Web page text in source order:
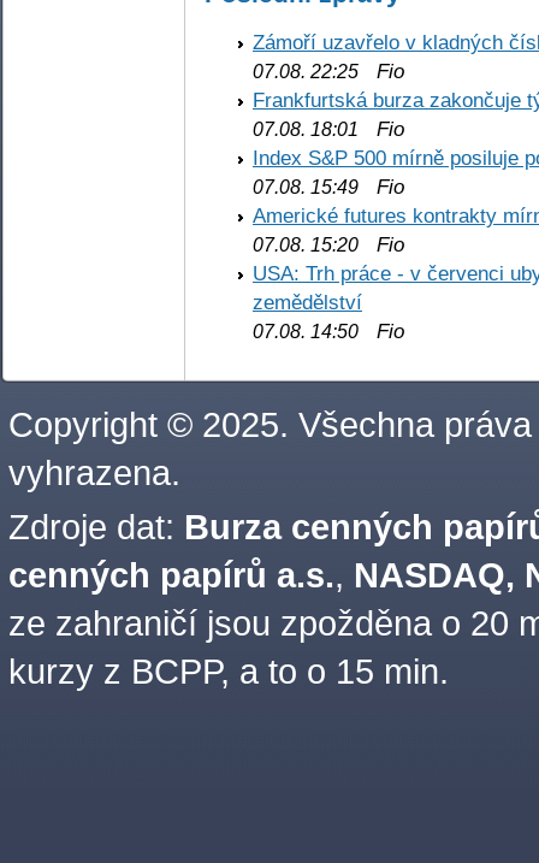
Zámoří uzavřelo v kladných
07.08. 22:25 Fio
Frankfurtská burza zakončuje
07.08. 18:01
Fio
Index S&P 500 mírně posiluje
07.08. 15:49 Fio
Americké futures kontrakty
07.08. 15:20 Fio
USA: Trh práce - v červenci
zemědělství
07.08. 14:50 Fio
Copyright © 2025. Všechna práva
vyhrazena.
Zdroje dat: Burza cenných
cenných papírů a.s., NASDAQ,
ze zahraničí jsou zpožděna o 20
kurzy z BCPP, a to o 15 min.